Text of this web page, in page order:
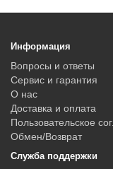
Информация
Вопросы и ответы
Сервис и гарантия
О нас
Доставка и оплата
Пользовательское
Обмен/Возврат
Служба поддержки